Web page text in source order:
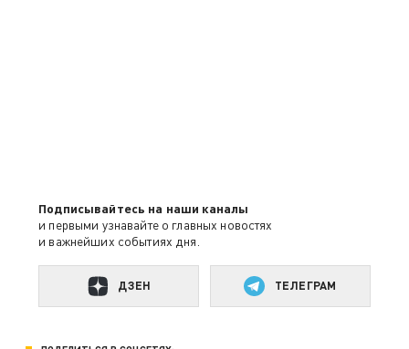
Подписывайтесь на наши каналы
и первыми узнавайте о главных новостях
и важнейших событиях дня.
ДЗЕН ТЕЛЕГРАМ